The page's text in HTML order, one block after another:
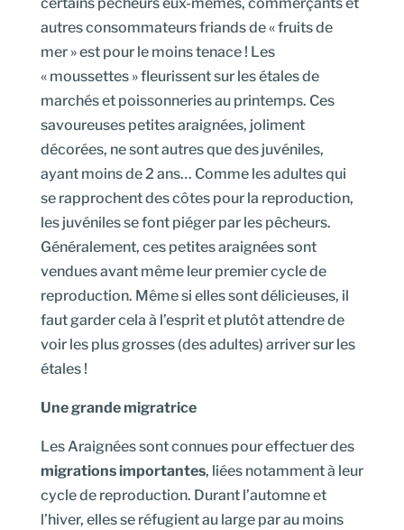
autres consommateurs friands de « fruits de
mer » est pour le moins tenace ! Les
« moussettes » fleurissent sur les étales de
marchés et poissonneries au printemps. Ces
savoureuses petites araignées, joliment
décorées, ne sont autres que des juvéniles,
ayant moins de 2 ans… Comme les adultes qui
se rapprochent des côtes pour la reproduction,
les juvéniles se font piéger par les pêcheurs.
Généralement, ces petites araignées sont
vendues avant même leur premier cycle de
reproduction. Même si elles sont délicieuses, il
faut garder cela à l’esprit et plutôt attendre de
voir les plus grosses (des adultes) arriver sur les
étales !
Une grande migratrice
Les Araignées sont connues pour effectuer des
migrations importantes, liées notamment à leur
cycle de reproduction. Durant l’automne et
l’hiver, elles se réfugient au large par au moins